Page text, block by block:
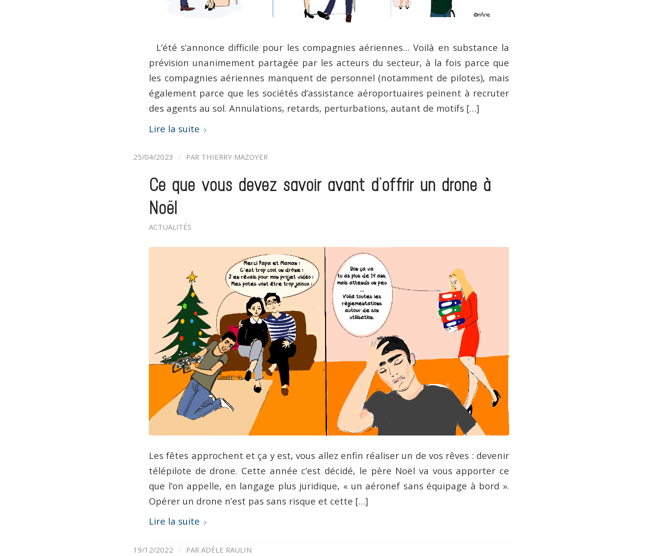
L’été s’annonce difficile pour les compagnies aériennes… Voilà en substance la
prévision unanimement partagée par les acteurs du secteur, à la fois parce que
les compagnies aériennes manquent de personnel (notamment de pilotes), mais
également parce que les sociétés d’assistance aéroportuaires peinent à recruter
des agents au sol. Annulations, retards, perturbations, autant de motifs […]
Lire la suite
25/04/2023 / PAR THIERRY MAZOYER
Ce que vous devez savoir avant d’offrir un drone à
Noël
ACTUALITÉS
Les fêtes approchent et ça y est, vous allez enfin réaliser un de vos rêves : devenir
télépilote de drone. Cette année c’est décidé, le père Noël va vous apporter ce
que l’on appelle, en langage plus juridique, « un aéronef sans équipage à bord ».
Opérer un drone n’est pas sans risque et cette […]
Lire la suite
19/12/2022 / PAR ADÈLE RAULIN